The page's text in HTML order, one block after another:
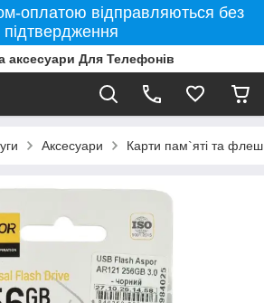
оплатою відправляються без
підтвердження
аксесуари Для Телефонів
Аксесуари Карти пам`яті та